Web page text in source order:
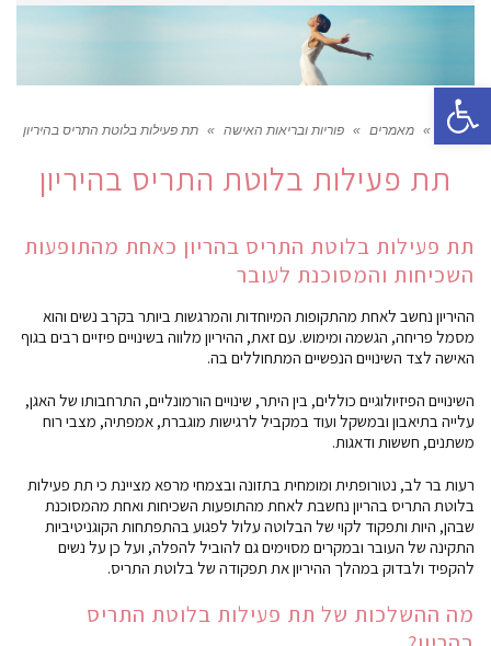
פתח סרגל נגישות
ראשי » מאמרים » פוריות ובריאות האישה » תת פעילות בלוטת התריס בהיריון
תת פעילות בלוטת התריס בהיריון
תת פעילות בלוטת התריס בהריון כאחת מהתופעות
השכיחות והמסוכנת לעובר
ההיריון נחשב לאחת מהתקופות המיוחדות והמרגשות ביותר בקרב נשים והוא
מסמל פריחה, הגשמה ומימוש. עם זאת, ההיריון מלווה בשינויים פיזיים רבים בגוף
האישה לצד השינויים הנפשיים המתחוללים בה.
השינויים הפיזיולוגיים כוללים, בין היתר, שינויים הורמונליים, התרחבותו של האגן,
עלייה בתיאבון ובמשקל ועוד במקביל לרגישות מוגברת, אמפתיה, מצבי רוח
משתנים, חששות ודאגות.
רעות בר לב, נטורופתית ומומחית בתזונה ובצמחי מרפא מציינת כי תת פעילות
בלוטת התריס בהריון נחשבת לאחת מהתופעות השכיחות ואחת מהמסוכנת
שבהן, היות ותפקוד לקוי של הבלוטה עלול לפגוע בהתפתחות הקוגניטיביות
התקינה של העובר ובמקרים מסוימים גם להוביל להפלה, ועל כן על נשים
להקפיד ולבדוק במהלך ההיריון את תפקודה של בלוטת התריס.
מה ההשלכות של תת פעילות בלוטת התריס